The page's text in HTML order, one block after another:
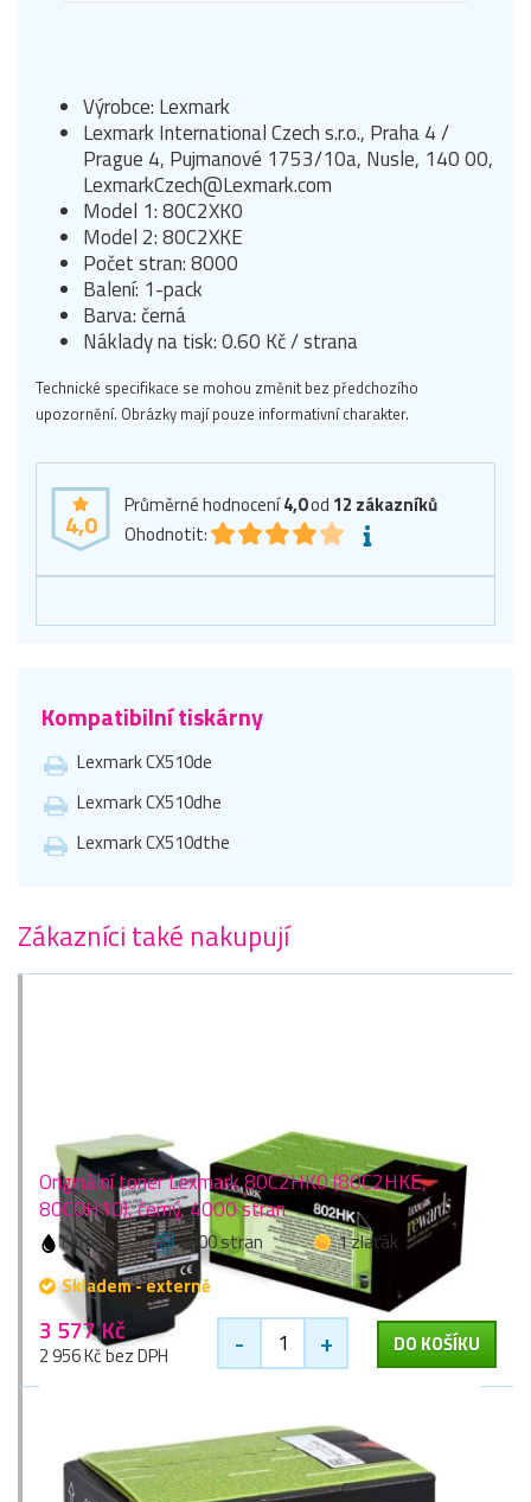
Výrobce: Lexmark
Lexmark International Czech s.r.o., Praha 4 /
Prague 4, Pujmanové 1753/10a, Nusle, 140 00,
LexmarkCzech@Lexmark.com
Model 1: 80C2XK0
Model 2: 80C2XKE
Počet stran: 8000
Balení: 1-pack
Barva: černá
Náklady na tisk: 0.60 Kč / strana
Technické specifikace se mohou změnit bez předchozího
upozornění. Obrázky mají pouze informativní charakter.
4,0
Průměrné hodnocení4,0od 12 zákazníků
Ohodnotit:
Kompatibilní tiskárny
Lexmark CX510de
Lexmark CX510dhe
Lexmark CX510dthe
Zákazníci také nakupují
Originální toner Lexmark 80C2HK0 (80C2HKE,
80C0H10), černý, 4000 stran
černá 4000 stran
1 zlaťák
Skladem - externě
3 577 Kč
2 956 Kč bez DPH - + DO KOŠÍKU